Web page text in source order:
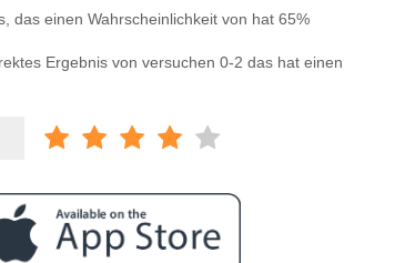
das einen Wahrscheinlichkeit von hat 65%
Ergebnis von versuchen 0-2 das hat einen